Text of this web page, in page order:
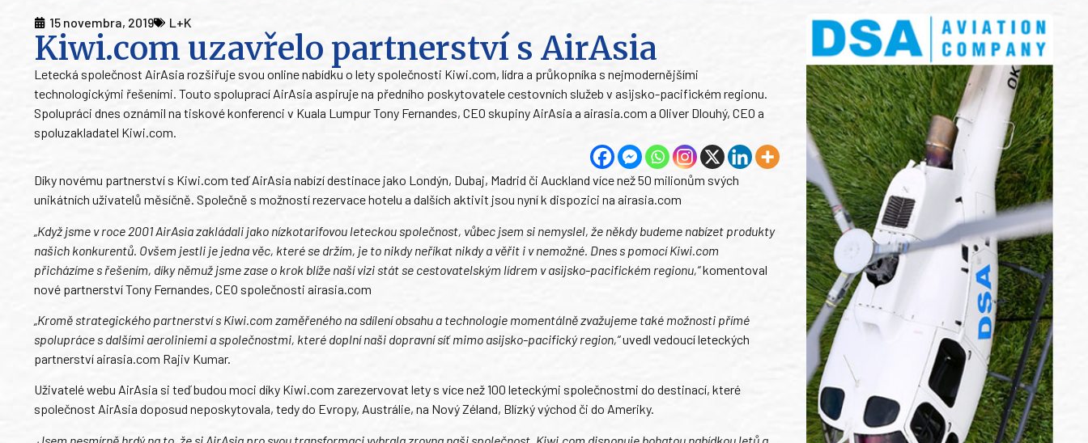
15 novembra, 2019 L+K
Kiwi.com uzavřelo partnerství s AirAsia
Letecká společnost AirAsia rozšiřuje svou online nabídku o lety společnosti Kiwi.com, lídra a průkopníka s nejmodernějšími
technologickými řešeními. Touto spoluprací AirAsia aspiruje na předního poskytovatele cestovních služeb v asijsko-pacifickém regionu.
Spolupráci dnes oznámil na tiskové konferenci v Kuala Lumpur Tony Fernandes, CEO skupiny AirAsia a airasia.com a Oliver Dlouhý, CEO a
spoluzakladatel Kiwi.com.
Díky novému partnerství s Kiwi.com teď AirAsia nabízí destinace jako Londýn, Dubaj, Madrid či Auckland více než 50 milionům svých
unikátních uživatelů měsíčně. Společně s možností rezervace hotelu a dalších aktivit jsou nyní k dispozici na airasia.com
„Když jsme v roce 2001 AirAsia zakládali jako nízkotarifovou leteckou společnost, vůbec jsem si nemyslel, že někdy budeme nabízet produkty
našich konkurentů. Ovšem jestli je jedna věc, které se držím, je to nikdy neříkat nikdy a věřit i v nemožné. Dnes s pomocí Kiwi.com
přicházíme s řešením, díky němuž jsme zase o krok blíže naší vizi stát se cestovatelským lídrem v asijsko-pacifickém regionu,“komentoval
nové partnerství Tony Fernandes, CEO společnosti airasia.com
„Kromě strategického partnerství s Kiwi.com zaměřeného na sdílení obsahu a technologie momentálně zvažujeme také možnosti přímé
spolupráce s dalšími aeroliniemi a společnostmi, které doplní naši dopravní síť mimo asijsko-pacifický region,“uvedl vedoucí leteckých
partnerství airasia.com Rajiv Kumar.
Uživatelé webu AirAsia si teď budou moci díky Kiwi.com zarezervovat lety s více než 100 leteckými společnostmi do destinací, které
společnost AirAsia doposud neposkytovala, tedy do Evropy, Austrálie, na Nový Zéland, Blízký východ či do Ameriky.